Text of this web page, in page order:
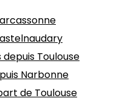
depuis Toulouse
Narbonne
de Toulouse